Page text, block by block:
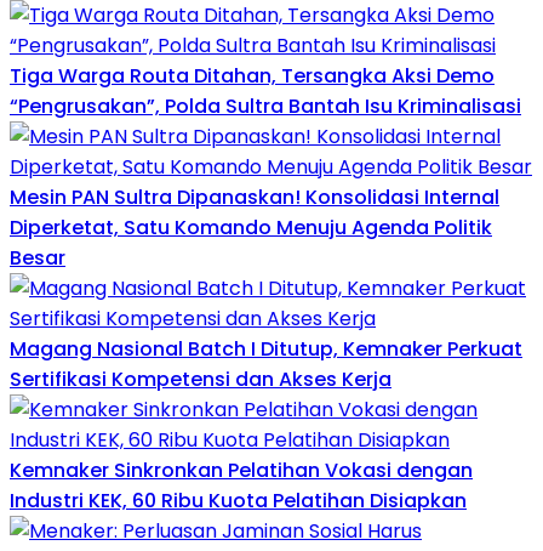
Tiga Warga Routa Ditahan, Tersangka Aksi Demo
“Pengrusakan”, Polda Sultra Bantah Isu Kriminalisasi
Mesin PAN Sultra Dipanaskan! Konsolidasi Internal
Diperketat, Satu Komando Menuju Agenda Politik
Besar
Magang Nasional Batch I Ditutup, Kemnaker Perkuat
Sertifikasi Kompetensi dan Akses Kerja
Kemnaker Sinkronkan Pelatihan Vokasi dengan
Industri KEK, 60 Ribu Kuota Pelatihan Disiapkan